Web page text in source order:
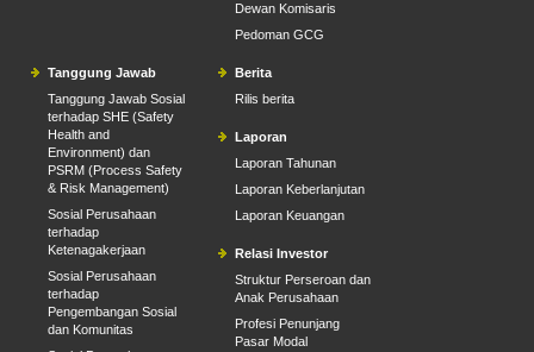
Dewan Komisaris
Pedoman GCG
Tanggung Jawab
Tanggung Jawab Sosial
terhadap SHE (Safety
Health and
Environment) dan
PSRM (Process Safety
& Risk Management)
Sosial Perusahaan
terhadap
Ketenagakerjaan
Sosial Perusahaan
terhadap
Pengembangan Sosial
dan Komunitas
Berita
Rilis berita
Laporan
Laporan Tahunan
Laporan Keberlanjutan
Laporan Keuangan
Relasi Investor
Struktur Perseroan dan
Anak Perusahaan
Profesi Penunjang
Pasar Modal